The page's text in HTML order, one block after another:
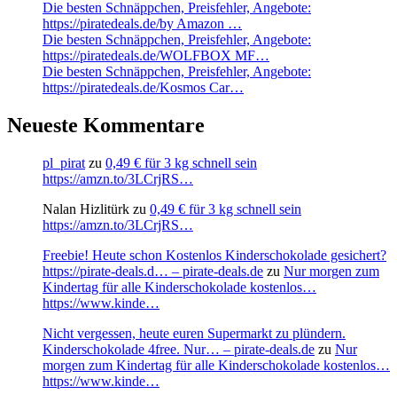
Die besten Schnäppchen, Preisfehler, Angebote:
https://piratedeals.de/by Amazon …
Die besten Schnäppchen, Preisfehler, Angebote:
https://piratedeals.de/WOLFBOX MF…
Die besten Schnäppchen, Preisfehler, Angebote:
https://piratedeals.de/Kosmos Car…
Neueste Kommentare
pl_pirat zu 0,49 € für 3 kg schnell sein
https://amzn.to/3LCrjRS…
Nalan Hizlitürk zu 0,49 € für 3 kg schnell sein
https://amzn.to/3LCrjRS…
Freebie! Heute schon Kostenlos Kinderschokolade gesichert?
https://pirate-deals.d… – pirate-deals.de zu Nur morgen zum
Kindertag für alle Kinderschokolade kostenlos…
https://www.kinde…
Nicht vergessen, heute euren Supermarkt zu plündern.
Kinderschokolade 4free. Nur… – pirate-deals.de zu Nur
morgen zum Kindertag für alle Kinderschokolade kostenlos…
https://www.kinde…